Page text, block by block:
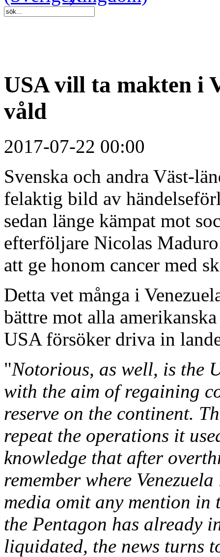
USA vill ta makten i
våld
2017-07-22 00:00
Svenska och andra Väst-
felaktig bild av
sedan länge kämpat mot
efterföljare Nicolas
att ge honom cancer med
Detta vet många i
bättre mot alla
USA försöker driva in
"Notorious, as well, is the
with the aim of regaining
reserve on the continent.
repeat the operations it
knowledge that after
remember where
media omit any mention in
the Pentagon has already
liquidated, the news turns